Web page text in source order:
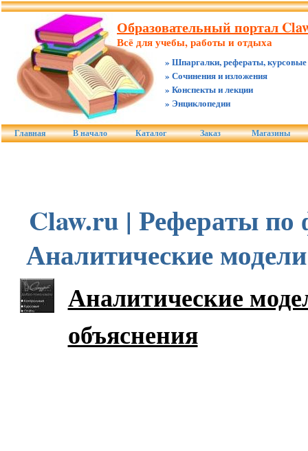
Образовательный портал
Всё для учебы, работы и отдыха
» Шпаргалки, рефераты, курсовые
» Сочинения и изложения
» Конспекты и лекции
» Энциклопедии
Главная В начало Каталог Заказ Магазины
Claw.ru | Рефераты по
Аналитические
Аналитические
объяснения